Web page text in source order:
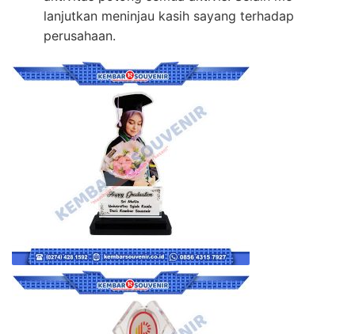
lanjutkan meninjau kasih sayang terhadap
perusahaan.